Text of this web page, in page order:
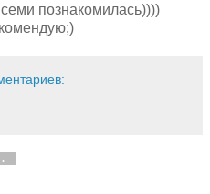
познакомилась))))